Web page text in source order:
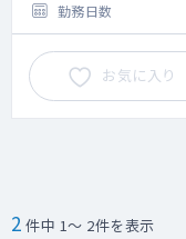
勤務日数
お気に入り
2 件中 1～ 2件を表示